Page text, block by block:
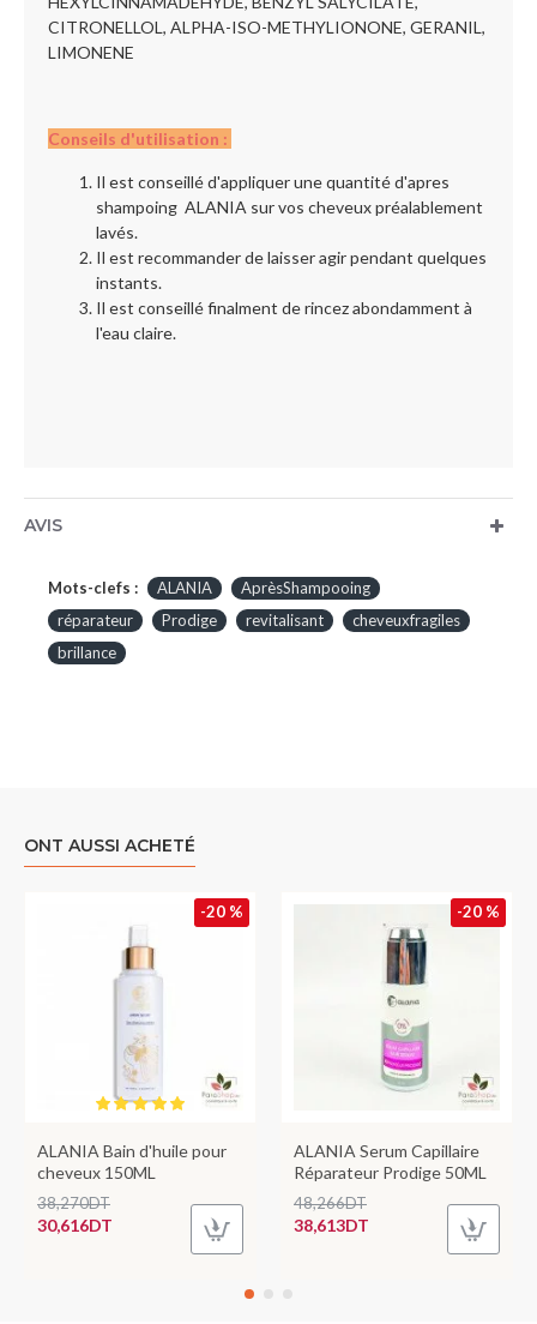
CITRONELLOL, ALPHA-ISO-METHYLIONONE, GERANIL,
LIMONENE
Conseils d'utilisation :
Il est conseillé d'appliquer une quantité d'apres
shampoing ALANIA sur vos cheveux préalablement
lavés.
Il est recommander de laisser agir pendant quelques
instants.
Il est conseillé finalment de rincez abondamment à
l'eau claire.
AVIS
Mots-clefs : ALANIA
AprèsShampooing
réparateur
Prodige revitalisant
cheveuxfragiles
brillance
ONT AUSSI ACHETÉ
-20 %
ALANIA Bain d'huile pour
cheveux 150ML
30,616DT
38,270DT
-20 %
ALANIA Serum Capillaire
Réparateur Prodige 50ML
38,613DT
48,266DT